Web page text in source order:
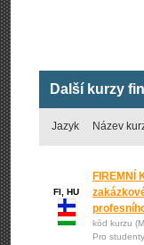
Další kurzy
Jazyk Název
FI, HU
FIREMNÍ
kód kurzu
Pro